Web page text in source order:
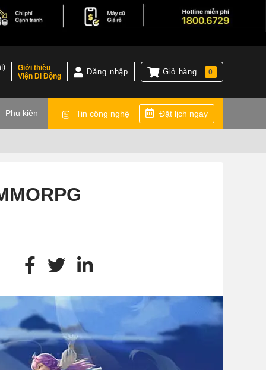
Giới thiệu
Viện Di Động
Đăng nhập Giỏ hàng 0
Phụ kiện Tin công nghệ Đặt lịch ngay